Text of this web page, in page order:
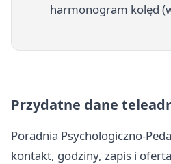
harmonogram kolęd
Przydatne dane
Poradnia Psychologiczno-
kontakt, godziny, zapis i oferta